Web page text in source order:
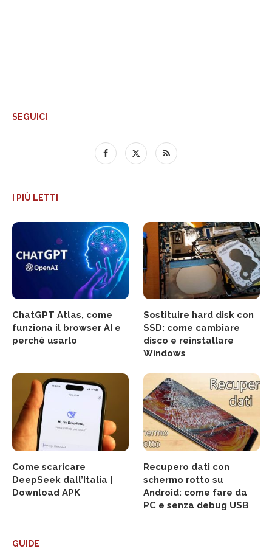
SEGUICI
I PIÙ LETTI
ChatGPT Atlas, come
funziona il browser AI e
perché usarlo
Sostituire hard disk con
SSD: come cambiare
disco e reinstallare
Windows
Come scaricare
DeepSeek dall’Italia |
Download APK
Recupero dati con
schermo rotto su
Android: come fare da
PC e senza debug USB
GUIDE